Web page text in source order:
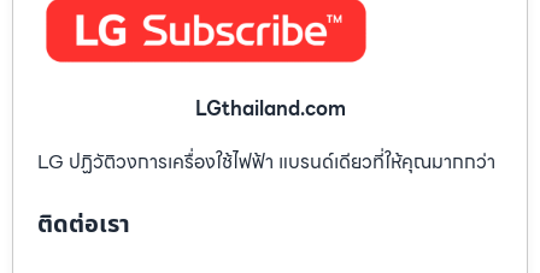
LGthailand.com
LG ปฏิวัติวงการเครื่องใช้ไฟฟ้า แบรนด์เดียวที่ให้คุณมากกว่า
ติดต่อเรา